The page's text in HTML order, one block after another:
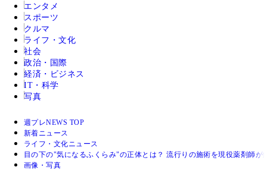
エンタメ
スポーツ
クルマ
ライフ・文化
社会
政治・国際
経済・ビジネス
IT・科学
写真
週プレNEWS TOP
新着ニュース
ライフ・文化ニュース
目の下の"気になるふくらみ"の正体とは？ 流行りの施術を現役薬剤師
画像・写真